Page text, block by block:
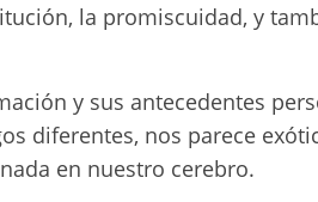
la promiscuidad, y
y sus antecedentes
diferentes, nos parece
en nuestro cerebro.